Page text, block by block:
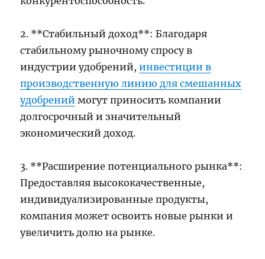
2. **Стабильный доход**: Благодаря
стабильному рыночному спросу в
индустрии удобрений,инвестиции в
производственную линию для смешанных
удобрений могут приносить компании
долгосрочный и значительный
экономический доход.
3. **Расширение потенциального рынка**:
Предоставляя высококачественные,
индивидуализированные продукты,
компания может освоить новые рынки и
увеличить долю на рынке.